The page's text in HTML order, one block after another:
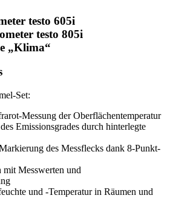
testo 605i
testo 805i
„Klima“
Set:
Messung der Oberflächentemperatur
Emissionsgrades durch hinterlegte
des Messflecks dank 8-Punkt-
Messwerten und
und -Temperatur in Räumen und